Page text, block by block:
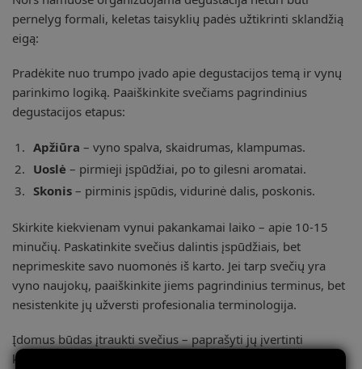
pernelyg formali, keletas taisyklių padės užtikrinti sklandžią
eigą:
Pradėkite nuo trumpo įvado apie degustacijos temą ir vynų
parinkimo logiką. Paaiškinkite svečiams pagrindinius
degustacijos etapus:
Apžiūra – vyno spalva, skaidrumas, klampumas.
Uoslė – pirmieji įspūdžiai, po to gilesni aromatai.
Skonis – pirminis įspūdis, vidurinė dalis, poskonis.
Skirkite kiekvienam vynui pakankamai laiko – apie 10-15
minučių. Paskatinkite svečius dalintis įspūdžiais, bet
neprimeskite savo nuomonės iš karto. Jei tarp svečių yra
vyno naujokų, paaiškinkite jiems pagrindinius terminus, bet
nesistenkite jų užversti profesionalia terminologija.
Įdomus būdas įtraukti svečius – paprašyti jų įvertinti
kiekvieną vyną balais (pvz., nuo 1 iki 5) ir degustacijos